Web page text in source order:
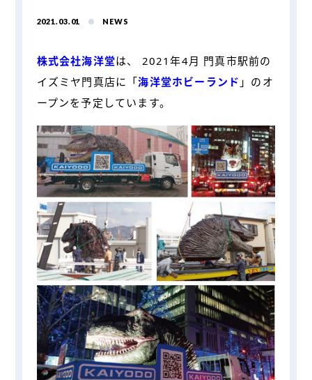
2021.03.01 NEWS
株式会社海洋堂は、 2021年4月 門真市駅前の
イズミヤ門真店に「海洋堂ホビーランド 」のオ
ープンを予定しています。